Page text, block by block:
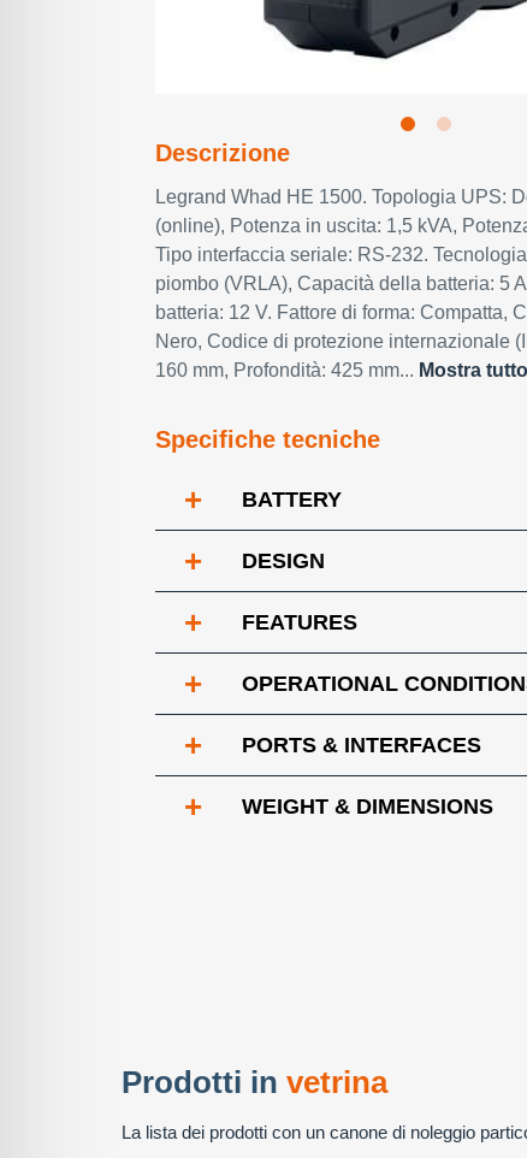
Descrizione
Legrand Whad HE 1500. Topologia UPS:
(online), Potenza in uscita: 1,5 kVA,
Tipo interfaccia seriale: RS-232.
piombo (VRLA), Capacità della batteria: 5
batteria: 12 V. Fattore di forma: Compatta,
Nero, Codice di protezione internazionale
160 mm, Profondità: 425 mm... Mostra tutto
Specifiche tecniche
+ BATTERY
+ DESIGN
+ FEATURES
+ OPERATIONAL
+ PORTS & INTERFACES
+ WEIGHT & DIMENSIONS
Prodotti in vetrina
La lista dei prodotti con un canone di noleggio